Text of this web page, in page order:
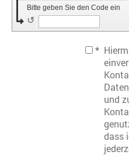
Bitte geben Sie den Code ein
↺
*
und
genutzt
dass